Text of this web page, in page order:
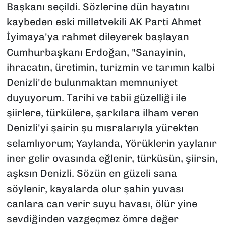
Başkanı seçildi. Sözlerine dün hayatını
kaybeden eski milletvekili AK Parti Ahmet
İyimaya'ya rahmet dileyerek başlayan
Cumhurbaşkanı Erdoğan, "Sanayinin,
ihracatın, üretimin, turizmin ve tarımın kalbi
Denizli'de bulunmaktan memnuniyet
duyuyorum. Tarihi ve tabii güzelliği ile
şiirlere, türkülere, şarkılara ilham veren
Denizli'yi şairin şu mısralarıyla yürekten
selamlıyorum; Yaylanda, Yörüklerin yaylanır
iner gelir ovasında eğlenir, türküsün, şiirsin,
aşksın Denizli. Sözün en güzeli sana
söylenir, kayalarda olur şahin yuvası
canlara can verir suyu havası, ölür yine
sevdiğinden vazgeçmez ömre değer